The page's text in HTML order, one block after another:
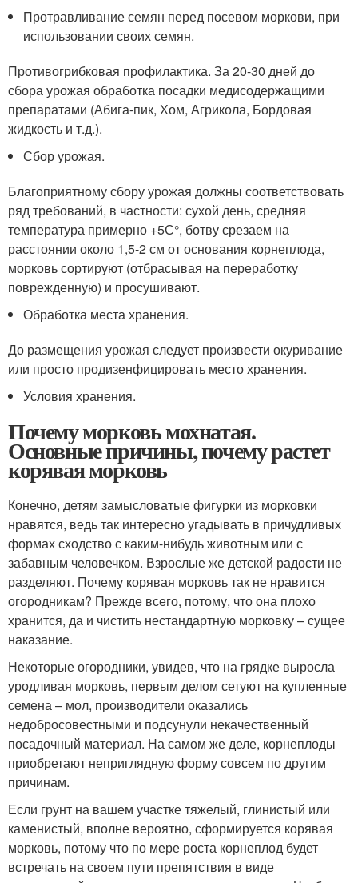
Протравливание семян перед посевом моркови, при
использовании своих семян.
Противогрибковая профилактика. За 20-30 дней до
сбора урожая обработка посадки медисодержащими
препаратами (Абига-пик, Хом, Агрикола, Бордовая
жидкость и т.д.).
Сбор урожая.
Благоприятному сбору урожая должны соответствовать
ряд требований, в частности: сухой день, средняя
температура примерно +5С°, ботву срезаем на
расстоянии около 1,5-2 см от основания корнеплода,
морковь сортируют (отбрасывая на переработку
поврежденную) и просушивают.
Обработка места хранения.
До размещения урожая следует произвести окуривание
или просто продизенфицировать место хранения.
Условия хранения.
Почему морковь мохнатая.
Основные причины, почему растет
корявая морковь
Конечно, детям замысловатые фигурки из морковки
нравятся, ведь так интересно угадывать в причудливых
формах сходство с каким-нибудь животным или с
забавным человечком. Взрослые же детской радости не
разделяют. Почему корявая морковь так не нравится
огородникам? Прежде всего, потому, что она плохо
хранится, да и чистить нестандартную морковку – сущее
наказание.
Некоторые огородники, увидев, что на грядке выросла
уродливая морковь, первым делом сетуют на купленные
семена – мол, производители оказались
недобросовестными и подсунули некачественный
посадочный материал. На самом же деле, корнеплоды
приобретают неприглядную форму совсем по другим
причинам.
Если грунт на вашем участке тяжелый, глинистый или
каменистый, вполне вероятно, сформируется корявая
морковь, потому что по мере роста корнеплод будет
встречать на своем пути препятствия в виде